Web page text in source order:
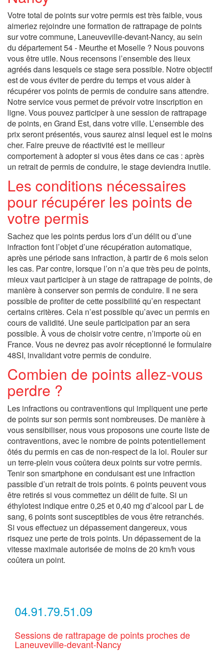
Votre total de points sur votre permis est très faible, vous
aimeriez rejoindre une formation de rattrapage de points
sur votre commune, Laneuveville-devant-Nancy, au sein
du département 54 - Meurthe et Moselle ? Nous pouvons
vous être utile. Nous recensons l’ensemble des lieux
agréés dans lesquels ce stage sera possible. Notre objectif
est de vous éviter de perdre du temps et vous aider à
récupérer vos points de permis de conduire sans attendre.
Notre service vous permet de prévoir votre inscription en
ligne. Vous pouvez participer à une session de rattrapage
de points, en Grand Est, dans votre ville. L’ensemble des
prix seront présentés, vous saurez ainsi lequel est le moins
cher. Faire preuve de réactivité est le meilleur
comportement à adopter si vous êtes dans ce cas : après
un retrait de permis de conduire, le stage deviendra inutile.
Les conditions nécessaires
pour récupérer les points de
votre permis
Sachez que les points perdus lors d’un délit ou d’une
infraction font l’objet d’une récupération automatique,
après une période sans infraction, à partir de 6 mois selon
les cas. Par contre, lorsque l’on n’a que très peu de points,
mieux vaut participer à un stage de rattrapage de points, de
manière à conserver son permis de conduire. Il ne sera
possible de profiter de cette possibilité qu’en respectant
certains critères. Cela n’est possible qu’avec un permis en
cours de validité. Une seule participation par an sera
possible. À vous de choisir votre centre, n’importe où en
France. Vous ne devrez pas avoir réceptionné le formulaire
48SI, invalidant votre permis de conduire.
Combien de points allez-vous
perdre ?
Les infractions ou contraventions qui impliquent une perte
de points sur son permis sont nombreuses. De manière à
vous sensibiliser, nous vous proposons une courte liste de
contraventions, avec le nombre de points potentiellement
ôtés du permis en cas de non-respect de la loi. Rouler sur
un terre-plein vous coûtera deux points sur votre permis.
Tenir son smartphone en conduisant est une infraction
passible d’un retrait de trois points. 6 points peuvent vous
être retirés si vous commettez un délit de fuite. Si un
éthylotest indique entre 0,25 et 0,40 mg d’alcool par L de
sang, 6 points sont susceptibles de vous être retranchés.
Si vous effectuez un dépassement dangereux, vous
risquez une perte de trois points. Un dépassement de la
vitesse maximale autorisée de moins de 20 km/h vous
coûtera un point.
04.91.79.51.09
Sessions de rattrapage de points proches de
Laneuveville-devant-Nancy